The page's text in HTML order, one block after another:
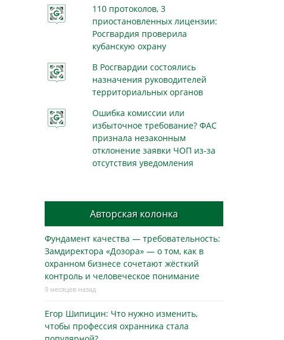
110 протоколов, 3
приостановленных лицензии:
Росгвардия проверила
кубанскую охрану
В Росгвардии состоялись
назначения руководителей
территориальных органов
Ошибка комиссии или
избыточное требование? ФАС
признала незаконным
отклонение заявки ЧОП из-за
отсутствия уведомления
Авторская колонка
Фундамент качества — требовательность:
Замдиректора «Дозора» — о том, как в
охранном бизнесe сочетают жёсткий
контроль и человеческое понимание
9 месяцев назад
Егор Шипицин: Что нужно изменить,
чтобы профессия охранника стала